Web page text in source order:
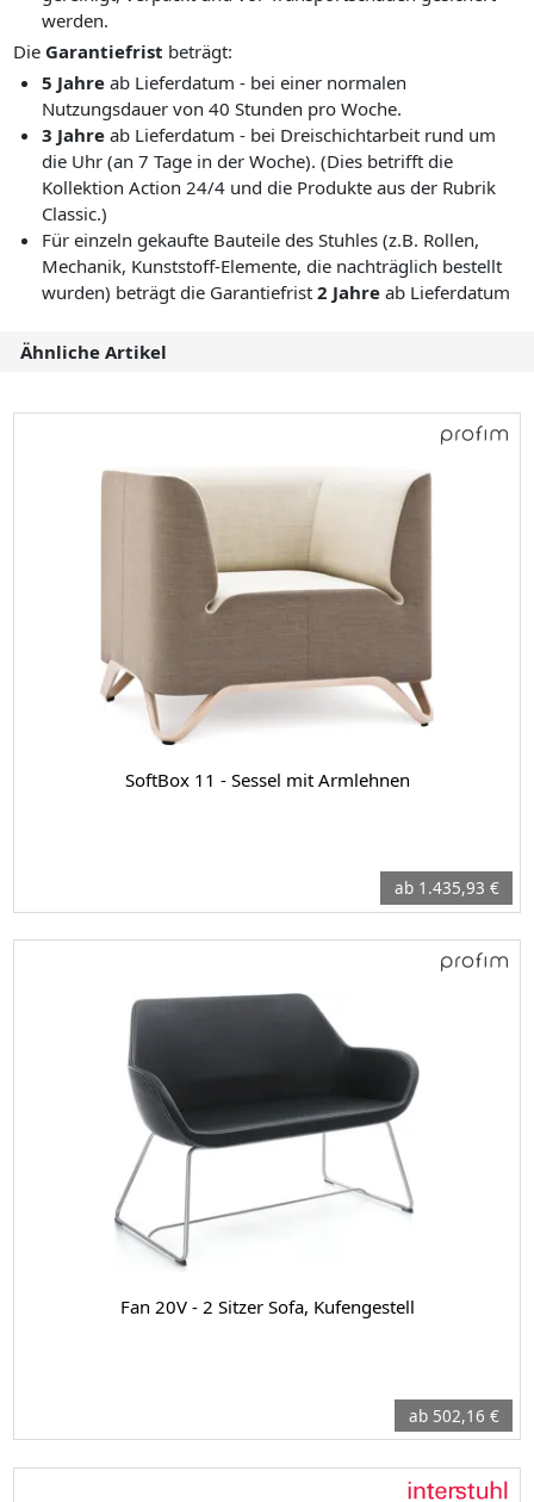
werden.
Die Garantiefrist beträgt:
5 Jahre ab Lieferdatum - bei einer normalen
Nutzungsdauer von 40 Stunden pro Woche.
3 Jahre ab Lieferdatum - bei Dreischichtarbeit rund um
die Uhr (an 7 Tage in der Woche). (Dies betrifft die
Kollektion Action 24/4 und die Produkte aus der Rubrik
Classic.)
Für einzeln gekaufte Bauteile des Stuhles (z.B. Rollen,
Mechanik, Kunststoff-Elemente, die nachträglich bestellt
wurden) beträgt die Garantiefrist2 Jahre ab Lieferdatum
Ähnliche Artikel
SoftBox 11 - Sessel mit Armlehnen
ab 1.435,93 €
Fan 20V - 2 Sitzer Sofa, Kufengestell
ab 502,16 €